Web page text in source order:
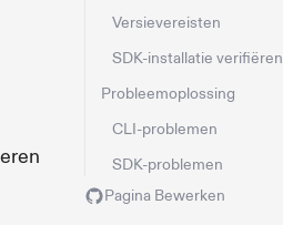
Versievereisten
SDK-installatie verifiëren
Probleemoplossing
CLI-problemen
SDK-problemen
Pagina Bewerken